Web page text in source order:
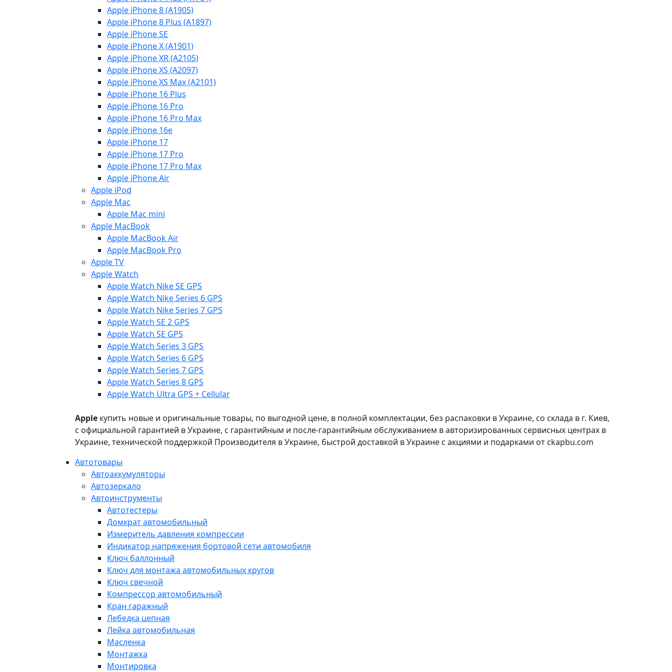
Apple iPhone 8 (A1905)
Apple iPhone 8 Plus (A1897)
Apple iPhone SE
Apple iPhone X (A1901)
Apple iPhone XR (A2105)
Apple iPhone XS (A2097)
Apple iPhone XS Max (A2101)
Apple iPhone 16 Plus
Apple iPhone 16 Pro
Apple iPhone 16 Pro Max
Apple iPhone 16e
Apple iPhone 17
Apple iPhone 17 Pro
Apple iPhone 17 Pro Max
Apple iPhone Air
Apple iPod
Apple Mac
Apple Mac mini
Apple MacBook
Apple MacBook Air
Apple MacBook Pro
Apple TV
Apple Watch
Apple Watch Nike SE GPS
Apple Watch Nike Series 6 GPS
Apple Watch Nike Series 7 GPS
Apple Watch SE 2 GPS
Apple Watch SE GPS
Apple Watch Series 3 GPS
Apple Watch Series 6 GPS
Apple Watch Series 7 GPS
Apple Watch Series 8 GPS
Apple Watch Ultra GPS + Cellular
Apple купить новые и оригинальные товары, по выгодной цене, в полной комплектации, без распаковки в Украине, со склада в г. Киев,
с официальной гарантией в Украине, с гарантийным и после-гарантийным обслуживанием в авторизированных сервисных центрах в
Украине, технической поддержкой Производителя в Украине, быстрой доставкой в Украине с акциями и подарками от ckapbu.com
Автотовары
Автоаккумуляторы
Автозеркало
Автоинструменты
Автотестеры
Домкрат автомобильный
Измеритель давления компрессии
Индикатор напряжения бортовой сети автомобиля
Ключ баллонный
Ключ для монтажа автомобильных кругов
Ключ свечной
Компрессор автомобильный
Кран гаражный
Лебедка цепная
Лейка автомобильная
Масленка
Монтажка
Монтировка